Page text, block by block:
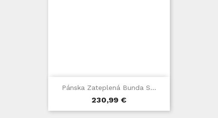
Pánska Zateplená Bunda S...
Cena
230,99 €